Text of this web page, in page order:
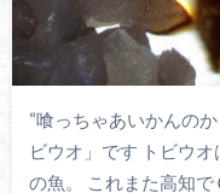
“喰っちゃあいかんの
ビウオ」です トビウ
の魚。 これまた高知